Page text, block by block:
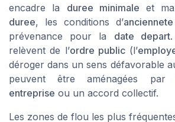
encadre la duree minimale et
duree, les conditions d’anciennete
prévenance pour la date depart.
relèvent de l’ordre public(l’
déroger dans un sens défavorable
peuvent être aménagées
entreprise ou un accord collectif.
Les zones de flou les plus